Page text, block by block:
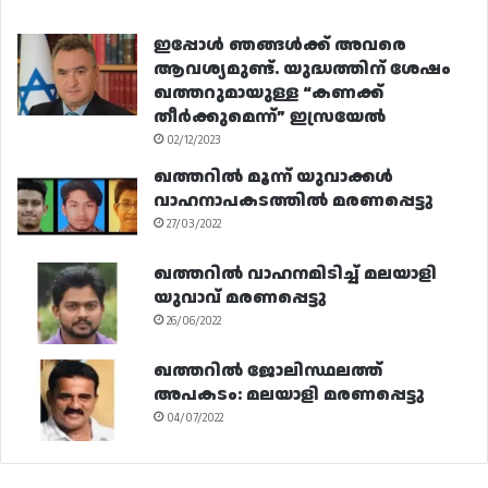
ഇപ്പോൾ ഞങ്ങൾക്ക് അവരെ
ആവശ്യമുണ്ട്. യുദ്ധത്തിന് ശേഷം
ഖത്തറുമായുള്ള “കണക്ക്
തീർക്കുമെന്ന്” ഇസ്രയേൽ
02/12/2023
ഖത്തറിൽ മൂന്ന് യുവാക്കൾ
വാഹനാപകടത്തിൽ മരണപ്പെട്ടു
27/03/2022
ഖത്തറിൽ വാഹനമിടിച്ച് മലയാളി
യുവാവ് മരണപ്പെട്ടു
26/06/2022
ഖത്തറിൽ ജോലിസ്ഥലത്ത്
അപകടം: മലയാളി മരണപ്പെട്ടു
04/07/2022